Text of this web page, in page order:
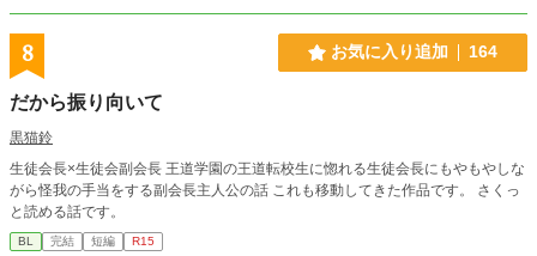
8 お気に入り追加 164
だから振り向いて
黒猫鈴
生徒会長×生徒会副会長 王道学園の王道転校生に惚れる生徒会長にもやもやしな
がら怪我の手当をする副会長主人公の話 これも移動してきた作品です。 さくっ
と読める話です。
BL 完結 短編 R15